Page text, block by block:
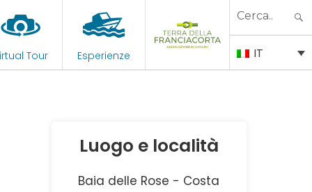
Tour Esperienze
Search
IT
Luogo e località
Baia delle Rose - Costa